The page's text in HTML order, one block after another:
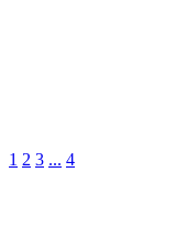
1 2 3 ... 4